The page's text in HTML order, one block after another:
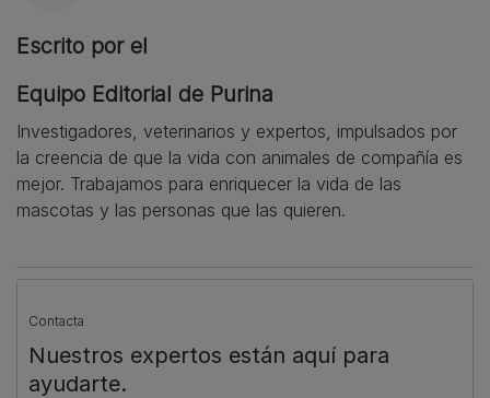
Escrito por el
Equipo Editorial de Purina
Investigadores, veterinarios y expertos, impulsados por
la creencia de que la vida con animales de compañía es
mejor. Trabajamos para enriquecer la vida de las
mascotas y las personas que las quieren.
Contacta
Nuestros expertos están aquí para
ayudarte.